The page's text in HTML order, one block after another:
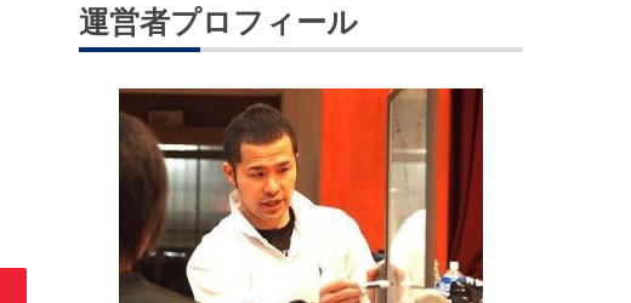
運営者プロフィール